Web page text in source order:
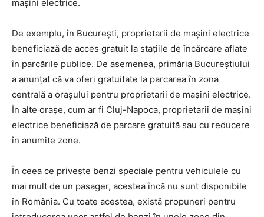
mașini electrice.
De exemplu, în București, proprietarii de mașini electrice
beneficiază de acces gratuit la stațiile de încărcare aflate
în parcările publice. De asemenea, primăria Bucureștiului
a anunțat că va oferi gratuitate la parcarea în zona
centrală a orașului pentru proprietarii de mașini electrice.
În alte orașe, cum ar fi Cluj-Napoca, proprietarii de mașini
electrice beneficiază de parcare gratuită sau cu reducere
în anumite zone.
În ceea ce privește benzi speciale pentru vehiculele cu
mai mult de un pasager, acestea încă nu sunt disponibile
în România. Cu toate acestea, există propuneri pentru